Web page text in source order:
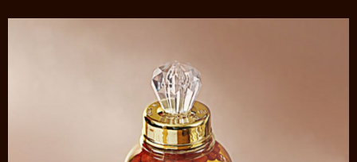
Hãy so sánh 1 người dùng sâm mỗi ngày và 1 người không dùng
trong 2 tuần liên tục sẽ thấy ngay sự khác biệt về công dụng của
Trường bạch.
- Mỗi ngày 3g thôi thấy ăn ngon, ngủ tốt, tinh thần lạc quan, phấn